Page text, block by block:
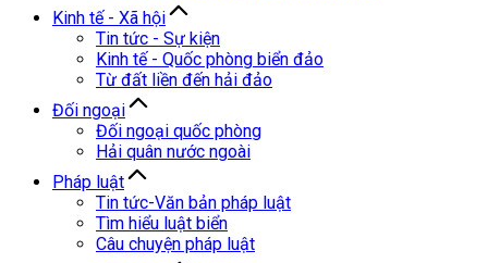
Kinh tế - Xã hội
Tin tức - Sự kiện
Kinh tế - Quốc phòng biển đảo
Từ đất liền đến hải đảo
Đối ngoại
Đối ngoại quốc phòng
Hải quân nước ngoài
Pháp luật
Tin tức-Văn bản pháp luật
Tìm hiểu luật biển
Câu chuyện pháp luật